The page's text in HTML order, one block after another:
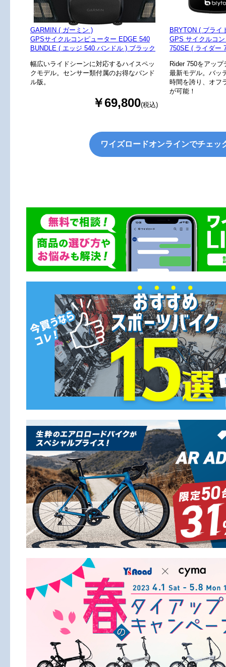
GARMIN ( ガーミン )
GPSサイクルコンピューター EDGE 540
BUNDLE ( エッジ 540 バンドル ) ブラック
幅広いライドシーンに対応するハイスペッ
クモデル。センサー類付属のお得なバンド
ル版。
￥69,800(税込)
BRYTON ( ブライ
GPS サイクルコ
750SE ( ライダー
Rider 750をアッ
最新モデル。バッ
時間を誇り、オフ
が可能！
ワイズロードオンラインでチェッ